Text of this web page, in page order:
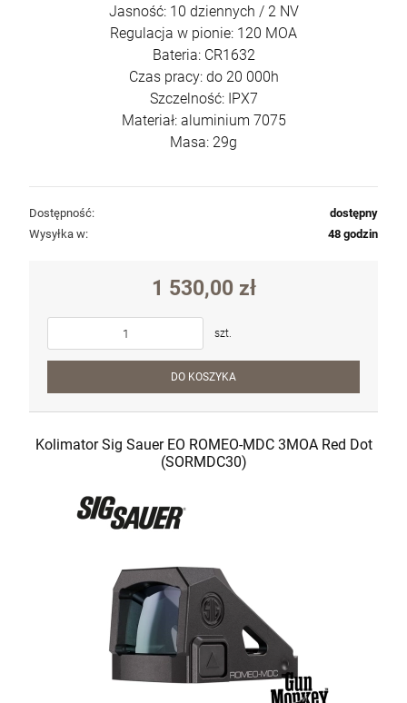
Jasność: 10 dziennych / 2 NV
Regulacja w pionie: 120 MOA
Bateria: CR1632
Czas pracy: do 20 000h
Szczelność: IPX7
Materiał: aluminium 7075
Masa: 29g
Dostępność:
dostępny
Wysyłka w:
48 godzin
1 530,00 zł
szt.
DO KOSZYKA
Kolimator Sig Sauer EO ROMEO-MDC 3MOA Red Dot
(SORMDC30)